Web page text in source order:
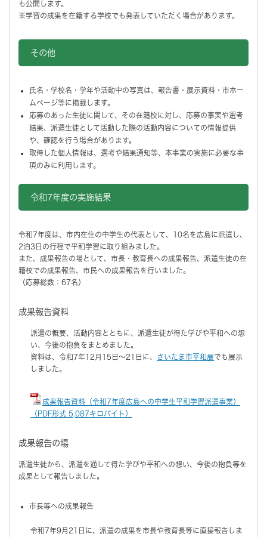
も公開します。
※学習の成果を在籍する学校でも発表していただく場合があります。
その他
氏名・学校名・学年や活動中の写真は、報告書・展示資料・市ホー
ムページ等に掲載します。
応募のあった生徒に関して、その在籍校に対し、応募の事実や選考
結果、派遣生徒として活動した際の活動内容についての情報提供
や、確認を行う場合があります。
取得した個人情報は、選考や結果通知等、本事業の実施に必要な事
項のみに利用します。
令和7年度の実施結果
令和7年度は、市内在住の中学生の代表として、10名を広島に派遣し、
2泊3日の行程で平和学習に取り組みました。
また、成果報告の場として、市長・教育長への成果報告、派遣生徒の在
籍校での成果報告、市民への成果報告を行いました。
（応募総数：67名）
成果報告資料
派遣の概要、活動内容とともに、派遣生徒が得た学びや平和への想
い、今後の抱負をまとめました。
資料は、令和7年12月15日～21日に、 さいたま市平和展でも展示
しました。
成果報告資料（令和7年度広島への中学生平和学習派遣事業）
（PDF形式 5,087キロバイト）
成果報告の場
派遣生徒から、派遣を通して得た学びや平和への想い、今後の抱負等を
成果として報告しました。
市長等への成果報告
令和7年9月21日に、派遣の成果を市長や教育長等に直接報告しま